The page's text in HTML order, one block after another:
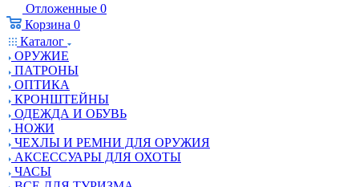
Отложенные 0
Корзина 0
Каталог
ОРУЖИЕ
ПАТРОНЫ
ОПТИКА
КРОНШТЕЙНЫ
ОДЕЖДА И ОБУВЬ
НОЖИ
ЧЕХЛЫ И РЕМНИ ДЛЯ ОРУЖИЯ
АКСЕССУАРЫ ДЛЯ ОХОТЫ
ЧАСЫ